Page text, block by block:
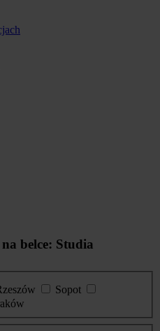
belce: Studia
Sopot